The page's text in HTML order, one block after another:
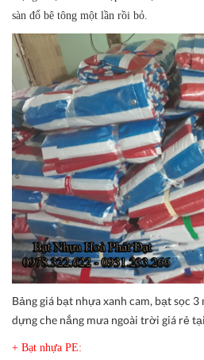
sàn đổ bê tông một lần rồi bỏ.
Bảng giá bạt nhựa xanh cam, bạt sọc
dựng che nắng mưa ngoài trời giá rẻ
+ Bạt nhựa PE: